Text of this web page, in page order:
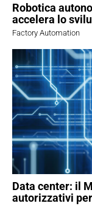
Robotica
accelera lo
Factory Automation
Data center: il
autorizzativi